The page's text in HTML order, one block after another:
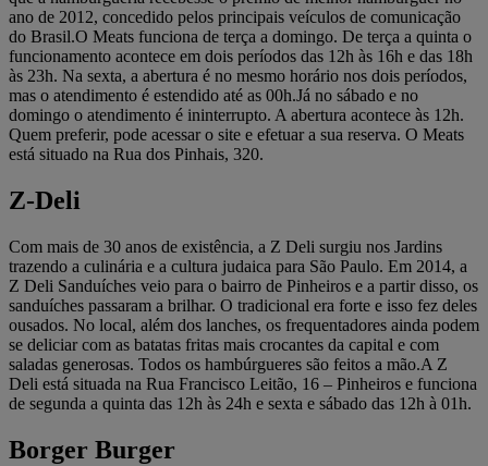
ano de 2012, concedido pelos principais veículos de comunicação
do Brasil.O Meats funciona de terça a domingo. De terça a quinta o
funcionamento acontece em dois períodos das 12h às 16h e das 18h
às 23h. Na sexta, a abertura é no mesmo horário nos dois períodos,
mas o atendimento é estendido até as 00h.Já no sábado e no
domingo o atendimento é ininterrupto. A abertura acontece às 12h.
Quem preferir, pode acessar o site e efetuar a sua reserva. O Meats
está situado na Rua dos Pinhais, 320.
Z-Deli
Com mais de 30 anos de existência, a Z Deli surgiu nos Jardins
trazendo a culinária e a cultura judaica para São Paulo. Em 2014, a
Z Deli Sanduíches veio para o bairro de Pinheiros e a partir disso, os
sanduíches passaram a brilhar. O tradicional era forte e isso fez deles
ousados. No local, além dos lanches, os frequentadores ainda podem
se deliciar com as batatas fritas mais crocantes da capital e com
saladas generosas. Todos os hambúrgueres são feitos a mão.A Z
Deli está situada na Rua Francisco Leitão, 16 – Pinheiros e funciona
de segunda a quinta das 12h às 24h e sexta e sábado das 12h à 01h.
Borger Burger